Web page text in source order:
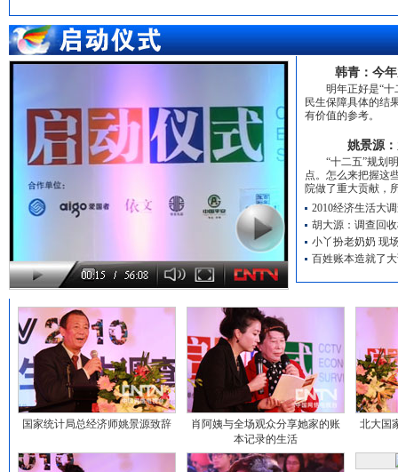
韩青：今
明年正好是“十
民生保障具体的结
有价值的参考。
姚景源
“十二五”规划明
点。怎么来把握这
院做了重大贡献，
2010经济生活大
胡大源：调查回
小丫扮老奶奶 现
百姓账本造就了
国家统计局总经济师姚景源致辞
肖阿姨与全场观众分享她家的账
本记录的生活
北大国